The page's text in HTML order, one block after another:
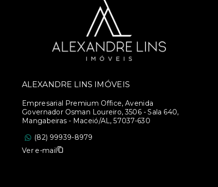
ALEXANDRE LINS IMÓVEIS
Empresarial Premium Office, Avenida
Governador Osman Loureiro, 3506 - Sala 640,
Mangabeiras - Maceió/AL, 57037-630
(82) 99939-8979
Ver e-mail